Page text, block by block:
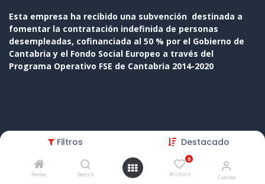
Filtros Destacado
Home Search
0
Wishlist Cuenta
Esta empresa ha recibido una subvención destinada a
fomentar la contratación indefinida de personas
desempleadas, cofinanciada al 50 % por el Gobierno de
Cantabria y el Fondo Social Europeo a través del
Programa Operativo FSE de Cantabria 2014-2020
Copyright © Nombre de la empresa
Comercio electrónico de
código abierto